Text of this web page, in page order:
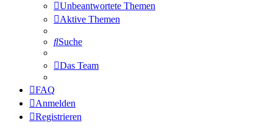
Unbeantwortete Themen
Aktive Themen
Suche
Das Team
FAQ
Anmelden
Registrieren